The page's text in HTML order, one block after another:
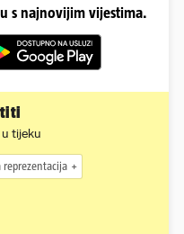
s najnovijim vijestima.
tijeku